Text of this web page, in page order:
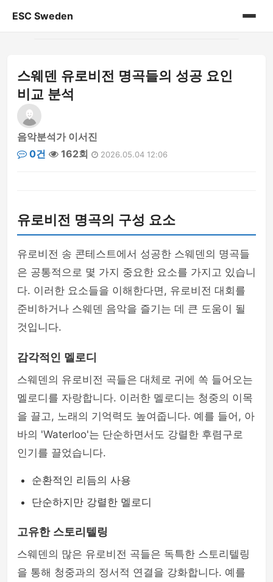
ESC Sweden
게시판
스웨덴 유로비전 명곡들의 성공 요인
비교 분석
음악분석가 이서진
0건
162회 2026.05.04 12:06
유로비전 명곡의 구성 요소
유로비전 송 콘테스트에서 성공한 스웨덴의 명곡들
은 공통적으로 몇 가지 중요한 요소를 가지고 있습니
다. 이러한 요소들을 이해한다면, 유로비전 대회를
준비하거나 스웨덴 음악을 즐기는 데 큰 도움이 될
것입니다.
감각적인 멜로디
스웨덴의 유로비전 곡들은 대체로 귀에 쏙 들어오는
멜로디를 자랑합니다. 이러한 멜로디는 청중의 이목
을 끌고, 노래의 기억력도 높여줍니다. 예를 들어, 아
바의 'Waterloo'는 단순하면서도 강렬한 후렴구로
인기를 끌었습니다.
순환적인 리듬의 사용
단순하지만 강렬한 멜로디
고유한 스토리텔링
스웨덴의 많은 유로비전 곡들은 독특한 스토리텔링
을 통해 청중과의 정서적 연결을 강화합니다. 예를